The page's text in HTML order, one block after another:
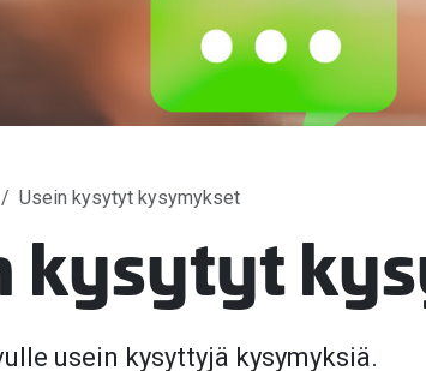
Usein kysytyt kysymykset
kysytyt
usein kysyttyjä kysymyksiä.